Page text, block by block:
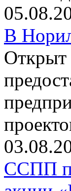
В
Открыт
ССПП